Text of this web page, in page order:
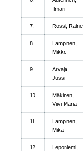
Ilmari
7. Rossi, Raine
8.
Lampinen,
Mikko
9.
Arvaja,
Jussi
10.
Mäkinen,
Viivi-Maria
11.
Lampinen,
Mika
12.
Leponiemi,